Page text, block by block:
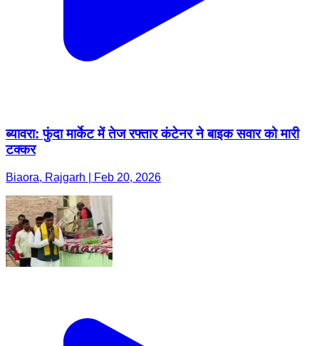
ब्यावरा: फुंदा मार्केट में तेज रफ्तार कंटेनर ने बाइक सवार को मारी
टक्कर
Biaora, Rajgarh | Feb 20, 2026